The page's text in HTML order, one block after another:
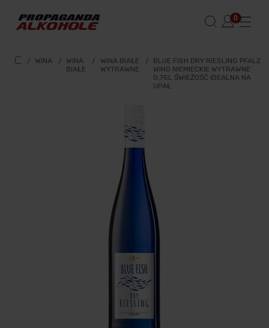
/ WINA /
WINA
BIAŁE
/
WINA BIAŁE
WYTRAWNE
/
BLUE FISH DRY RIESLING PFALZ
WINO NIEMIECKIE WYTRAWNE
0,75L ŚWIEŻOŚĆ IDEALNA NA
UPAŁ